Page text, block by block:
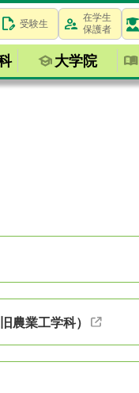
受験生
在学生
保護者
大学院
農業工学科）